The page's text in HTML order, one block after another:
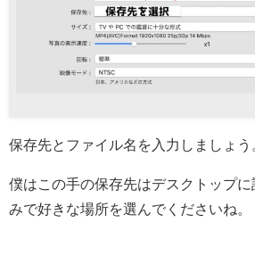
保存先とファイル名を入力しましょう
僕はこの手の保存先はデスクトップ
みで好きな場所を選んでくださいね。